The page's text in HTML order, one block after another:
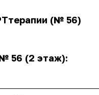
(№ 56)
56 (2 этаж):